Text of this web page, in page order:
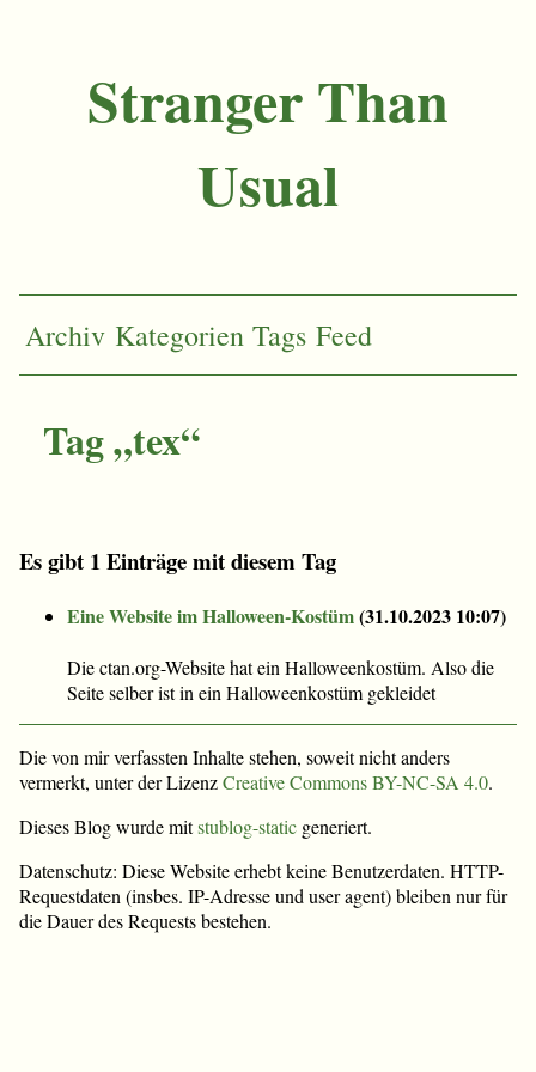
Stranger Than
Usual
Archiv Kategorien Tags Feed
Tag „tex“
Es gibt 1 Einträge mit diesem Tag
Eine Website im Halloween-Kostüm(31.10.2023 10:07)
Die ctan.org-Website hat ein Halloweenkostüm. Also die
Seite selber ist in ein Halloweenkostüm gekleidet
Die von mir verfassten Inhalte stehen, soweit nicht anders
vermerkt, unter der LizenzCreative Commons BY-NC-SA 4.0.
Dieses Blog wurde mitstublog-static generiert.
Datenschutz: Diese Website erhebt keine Benutzerdaten. HTTP-
Requestdaten (insbes. IP-Adresse und user agent) bleiben nur für
die Dauer des Requests bestehen.